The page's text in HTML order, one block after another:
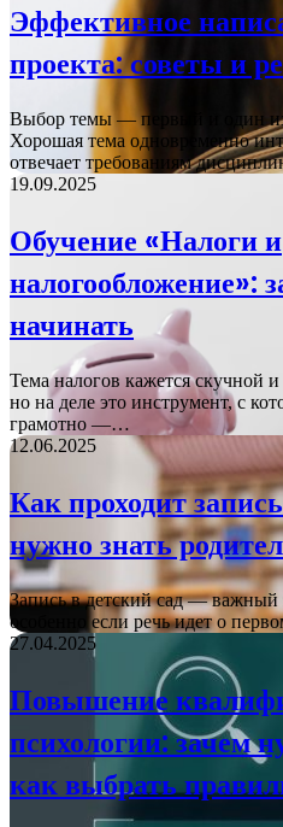
Эффективное
проекта: советы и
Выбор темы — первый и один
Хорошая тема одновременно
отвечает требованиям
19.09.2025
Обучение «Налоги и
налогообложение»:
начинать
Тема налогов кажется скучной
но на деле это инструмент, с
грамотно —…
12.06.2025
Как проходит
нужно знать
Запись в детский сад —
особенно если речь идет о
27.04.2025
Повышение
психологии: зачем
как выбрать